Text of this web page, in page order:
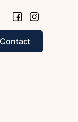
Contact